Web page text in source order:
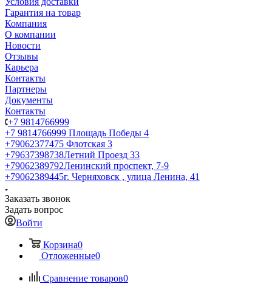
Гарантия на товар
Компания
О компании
Новости
Отзывы
Карьера
Контакты
Партнеры
Документы
Контакты
+7 9814766999
+7 9814766999 Площадь Победы 4
+79062377475 Флотская 3
+79637398738Летний Проезд 33
+79062389792Ленинский проспект, 7-9
+79062389445г. Черняховск , улица Ленина, 41
Заказать звонок
Задать вопрос
Войти
Корзина0
Отложенные0
Сравнение товаров0